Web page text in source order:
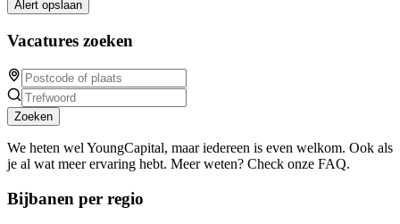
Alert opslaan
Vacatures zoeken
Zoeken
We heten wel YoungCapital, maar iedereen is even welkom. Ook als
je al wat meer ervaring hebt. Meer weten? Check onze FAQ.
Bijbanen per regio